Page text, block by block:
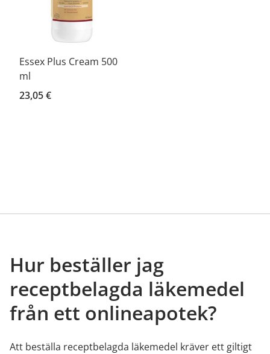
Essex Plus Cream 500
ml
23,05 €
Hur beställer jag
receptbelagda läkemedel
från ett onlineapotek?
Att beställa receptbelagda läkemedel kräver ett giltigt